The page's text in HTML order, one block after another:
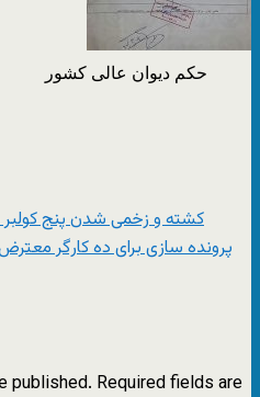
حکم دیوان عالی کشور
کشته و زخمی شدن پنج
پرونده سازی برای ده کارگر
published. Required fields are